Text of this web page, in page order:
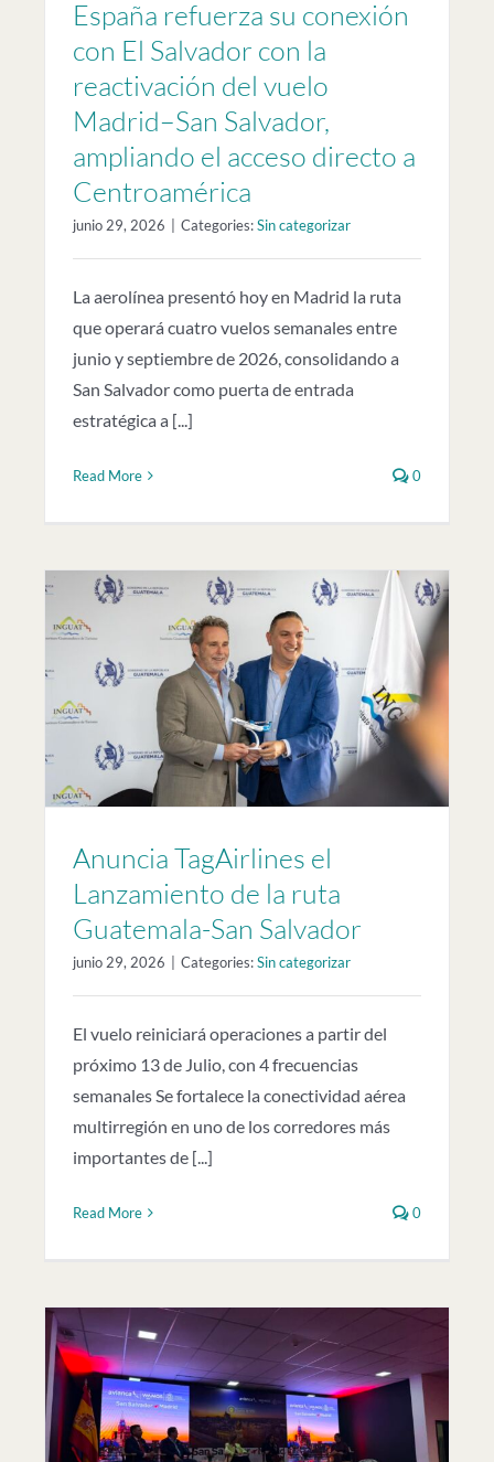
España refuerza su conexión
con El Salvador con la
reactivación del vuelo
Madrid–San Salvador,
ampliando el acceso directo a
Centroamérica
junio 29, 2026 Categories:Sin categorizar
La aerolínea presentó hoy en Madrid la ruta
que operará cuatro vuelos semanales entre
junio y septiembre de 2026, consolidando a
San Salvador como puerta de entrada
estratégica a [...]
Read More 0
Anuncia TagAirlines el
Lanzamiento de la ruta
Guatemala-San Salvador
junio 29, 2026 Categories:Sin categorizar
El vuelo reiniciará operaciones a partir del
próximo 13 de Julio, con 4 frecuencias
semanales Se fortalece la conectividad aérea
multirregión en uno de los corredores más
importantes de [...]
Read More 0